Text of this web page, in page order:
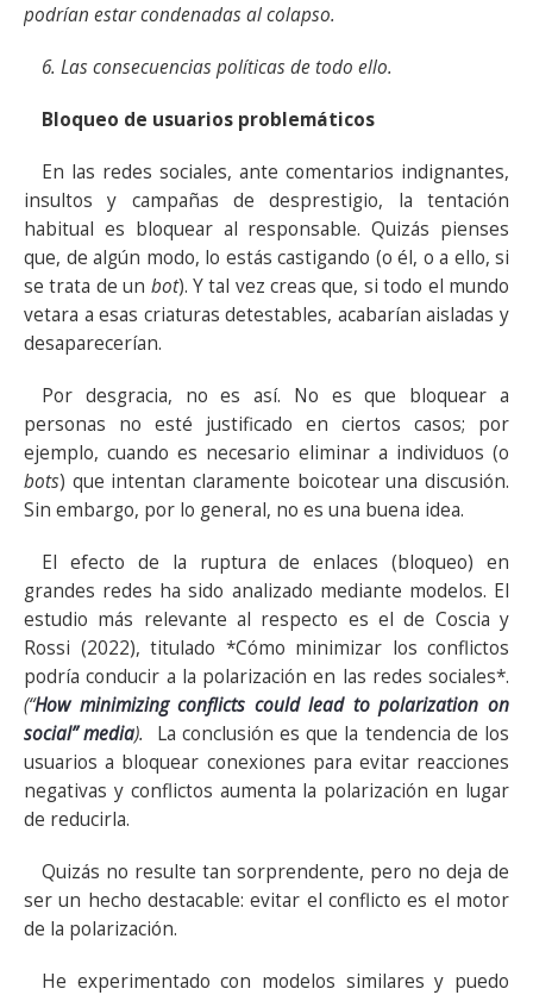
podrían estar condenadas al colapso.
6. Las consecuencias políticas de todo ello.
Bloqueo de usuarios problemáticos
En las redes sociales, ante comentarios indignantes,
insultos y campañas de desprestigio, la tentación
habitual es bloquear al responsable. Quizás pienses
que, de algún modo, lo estás castigando (o él, o a ello, si
se trata de un bot). Y tal vez creas que, si todo el mundo
vetara a esas criaturas detestables, acabarían aisladas y
desaparecerían.
Por desgracia, no es así. No es que bloquear a
personas no esté justificado en ciertos casos; por
ejemplo, cuando es necesario eliminar a individuos (o
bots) que intentan claramente boicotear una discusión.
Sin embargo, por lo general, no es una buena idea.
El efecto de la ruptura de enlaces (bloqueo) en
grandes redes ha sido analizado mediante modelos. El
estudio más relevante al respecto es el de Coscia y
Rossi (2022), titulado *Cómo minimizar los conflictos
podría conducir a la polarización en las redes sociales*.
(“How minimizing conflicts could lead to polarization on
social” media).
La conclusión es que la tendencia de los
usuarios a bloquear conexiones para evitar reacciones
negativas y conflictos aumenta la polarización en lugar
de reducirla.
Quizás no resulte tan sorprendente, pero no deja de
ser un hecho destacable: evitar el conflicto es el motor
de la polarización.
He experimentado con modelos similares y puedo